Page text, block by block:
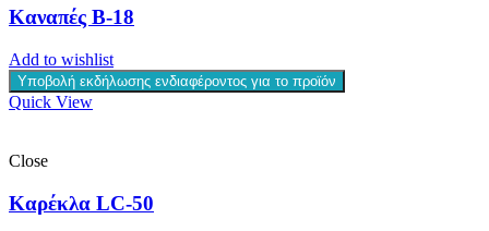
Καναπές B-18
Add to wishlist
Υποβολή εκδήλωσης ενδιαφέροντος για το προϊόν
Quick View
Close
Καρέκλα LC-50